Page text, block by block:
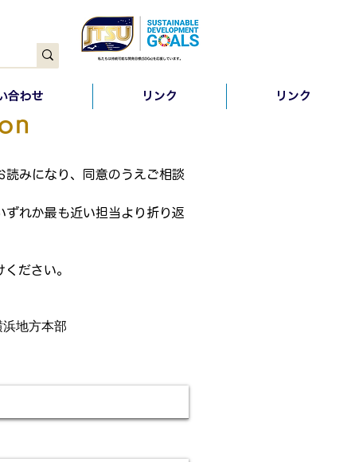
合わせ リンク
リンク
読みになり、同意のうえご相談
れか最も近い担当より折り返
ださい。
浜地方本部